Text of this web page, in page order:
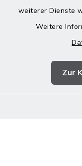
weiterer Dienste
Weitere
Zur